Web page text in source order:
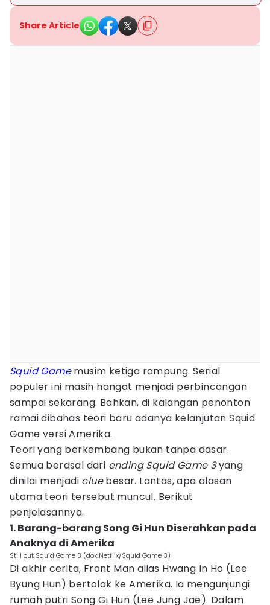
Share Article
Squid Gamemusim ketiga rampung. Serial
populer ini masih hangat menjadi perbincangan
sampai sekarang. Bahkan, di kalangan penonton
ramai dibahas teori baru adanya kelanjutan Squid
Game versi Amerika.
Teori yang berkembang bukan tanpa dasar.
Semua berasal dari ending Squid Game 3yang
dinilai menjadi cluebesar. Lantas, apa alasan
utama teori tersebut muncul. Berikut
penjelasannya.
1. Barang-barang Song Gi Hun Diserahkan pada
Anaknya di Amerika
Still cut Squid Game 3 (dok.Netflix/Squid Game 3)
Di akhir cerita, Front Man alias Hwang In Ho (Lee
Byung Hun) bertolak ke Amerika. Ia mengunjungi
rumah putri Song Gi Hun (Lee Jung Jae). Dalam